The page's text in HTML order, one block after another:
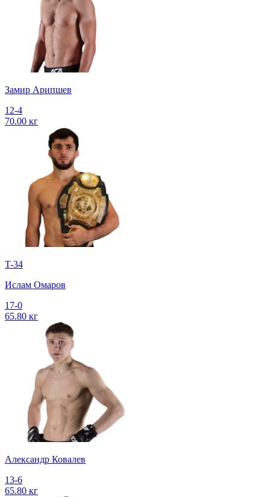
Замир Арипшев
12-4
70.00 кг
T-34
Ислам Омаров
17-0
65.80 кг
Александр Ковалев
13-6
65.80 кг